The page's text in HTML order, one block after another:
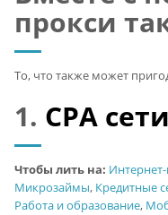
прокси
То, что также может
1. CPA сети
Чтобы лить на:
Микрозаймы, Кредитные
Работа и образование,